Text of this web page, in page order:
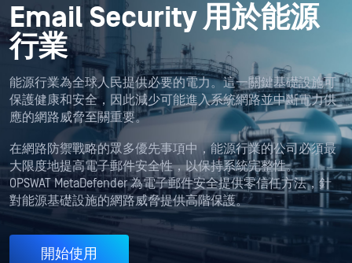
Email Security 用於能源
行業
能源行業為全球人民提供必要的電力。這一關鍵基礎設施可
保護健康和安全，因此減少可能進入系統網路並中斷電力供
應的網路威脅至關重要。
在網路防禦戰略的眾多優先事項中，能源行業的公司必須最
大限度地提高電子郵件安全性，以保持系統完整性。
OPSWAT MetaDefender 為電子郵件安全提供零信任方法，針
對能源基礎設施的網路威脅提供高階保護。
開始使用